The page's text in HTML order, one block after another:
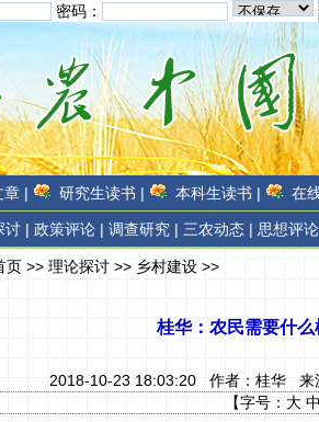
密码：
章 | 研究生读书 | 本科生读书 | 在
讨 | 政策评论 | 调查研究 | 三农动态 | 思想评
页 >>理论探讨 >> 乡村建设 >>
桂华：农民需要什
2018-10-23 18:03:20 作者：桂华来
【字号：大 中